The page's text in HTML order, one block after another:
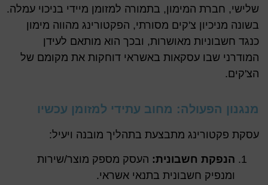
שלישי, חברת המימון, בתמורה למזומן מיידי בניכוי עמלה.
בשונה מניכיון צ'קים מסורתי, הפקטורינג מהווה מימון
כנגד חשבוניות מאושרות, ובכך הוא מותאם לעידן
המודרני שבו עסקאות באשראי דוחקות את מקומם של
הצ'קים.
מנגנון הפעולה: מחוב עתידי למזומן עכשיו
עסקת פקטורינג מתבצעת בתהליך מובנה ויעיל:
הנפקת חשבונית: העסק מספק מוצר/שירות
ומנפיק חשבונית בתנאי אשראי.